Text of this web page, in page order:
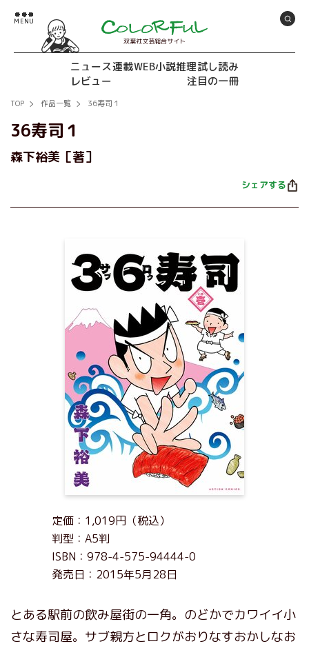
双葉社文芸総合サイト
ニュース連載WEB小説推理試し読み
レビュー
注目の一冊
TOP 作品一覧 36寿司１
36寿司１
森下裕美［著］
シェアする
定価：1,019円（税込）
判型：A5判
ISBN：978-4-575-94444-0
発売日：2015年5月28日
とある駅前の飲み屋街の一角。のどかでカワイイ小
さな寿司屋。サブ親方とロクがおりなすおかしなお